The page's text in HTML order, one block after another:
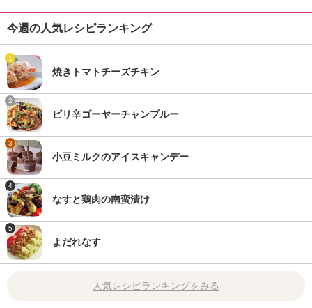
今週の人気レシピランキング
1
焼きトマトチーズチキン
2
ピリ辛ゴーヤーチャンプルー
3
小豆ミルクのアイスキャンデー
4
なすと鶏肉の南蛮漬け
5
よだれなす
人気レシピランキングをみる